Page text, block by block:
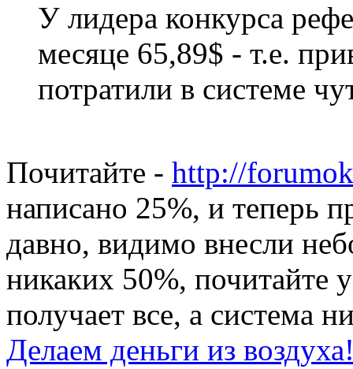
У лидера конкурса
месяце 65,89$ - т.е.
потратили в системе
Почитайте - http://
написано 25%, и теперь
давно, видимо внесли
никаких 50%, почитайте
получает все, а система
Делаем деньги из